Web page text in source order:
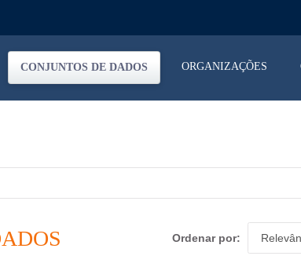
CONJUNTOS DE DADOS ORGANIZAÇÕES
Ordenar por